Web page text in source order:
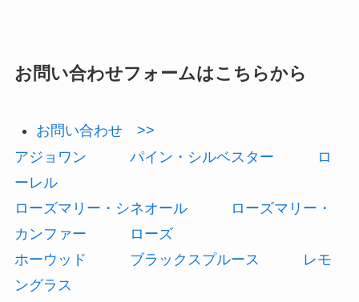
お問い合わせフォームはこちらから
お問い合わせ >>
アジョワン
パイン・シルベスター
ロ
ーレル
ローズマリー・シネオール
ローズマリー・
カンファー
ローズ
ホーウッド
ブラックスプルース
レモ
ングラス